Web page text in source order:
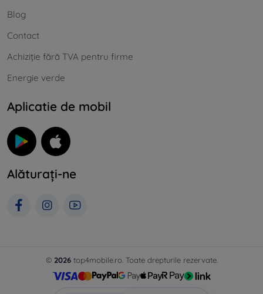
Blog
Contact
Achiziție fără TVA pentru firme
Energie verde
Aplicatie de mobil
Alăturați-ne
© 2026top4mobile.ro. Toate drepturile rezervate.